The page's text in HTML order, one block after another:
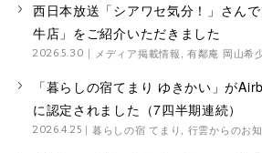
西日本放送「シアワセ気分！」さん
牛店」をご紹介いただきました
2026.5.30 メディア掲載情報,有鄰庵 岡山希
「暮らしの宿てまり ゆきかい」が
に認定されました（7四半期連続）
2026.4.25 暮らしの宿 てまり , 行雲からのお